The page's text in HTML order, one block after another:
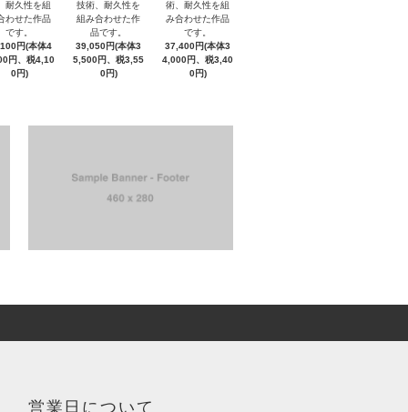
耐久性を組
わせた作品
です。
円(本体4
円、税4,10
0円)
技術、耐久性を
組み合わせた作
品です。
39,050円(本体3
5,500円、税3,55
0円)
術、耐久性を組
み合わせた作品
です。
37,400円(本体3
4,000円、税3,40
0円)
営業日について